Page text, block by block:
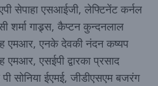
सेपाहा एसआईजी, लेफ्टिनेंट कर्नल
शर्मा गाड्र्स, कैप्टन कुन्दनलाल
एमआर, एनके देवकी नंदन कष्यप
एसईपी द्वारका प्रसाद
सोनिया ईएमई, जीडीएसएम बजरंग